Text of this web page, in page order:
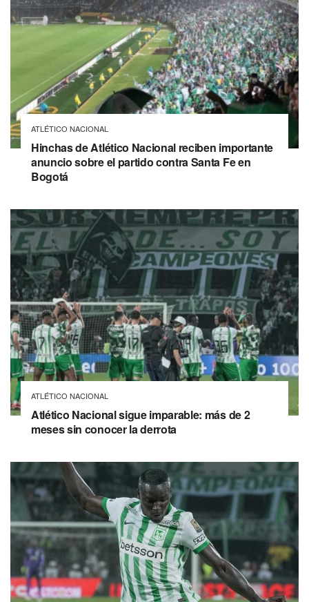
ATLÉTICO NACIONAL
Hinchas de Atlético Nacional reciben importante
anuncio sobre el partido contra Santa Fe en
Bogotá
ATLÉTICO NACIONAL
Atlético Nacional sigue imparable: más de 2
meses sin conocer la derrota